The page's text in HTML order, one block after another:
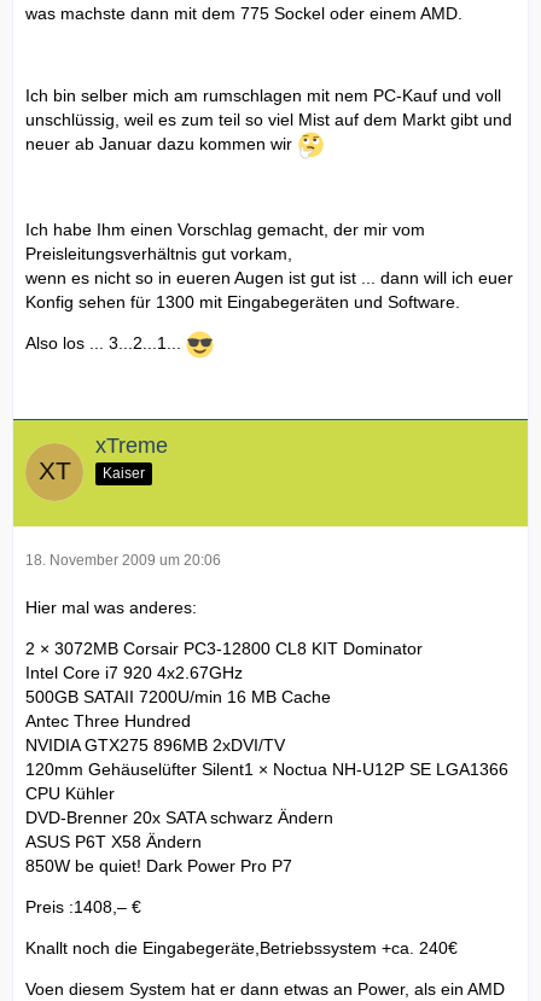
was machste dann mit dem 775 Sockel oder einem AMD.
Ich bin selber mich am rumschlagen mit nem PC-Kauf und voll
unschlüssig, weil es zum teil so viel Mist auf dem Markt gibt und
neuer ab Januar dazu kommen wir
Ich habe Ihm einen Vorschlag gemacht, der mir vom
Preisleitungsverhältnis gut vorkam,
wenn es nicht so in eueren Augen ist gut ist ... dann will ich euer
Konfig sehen für 1300 mit Eingabegeräten und Software.
Also los ... 3...2...1...
xTreme
Kaiser
18. November 2009 um 20:06
Hier mal was anderes:
2 × 3072MB Corsair PC3-12800 CL8 KIT Dominator
Intel Core i7 920 4x2.67GHz
500GB SATAII 7200U/min 16 MB Cache
Antec Three Hundred
NVIDIA GTX275 896MB 2xDVI/TV
120mm Gehäuselüfter Silent1 × Noctua NH-U12P SE LGA1366
CPU Kühler
DVD-Brenner 20x SATA schwarz Ändern
ASUS P6T X58 Ändern
850W be quiet! Dark Power Pro P7
Preis :1408,– €
Knallt noch die Eingabegeräte,Betriebssystem +ca. 240€
Voen diesem System hat er dann etwas an Power, als ein AMD